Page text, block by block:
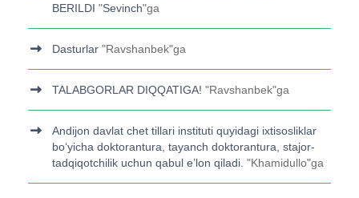
BERILDI "Sevinch"ga
Dasturlar "Ravshanbek"ga
TALABGORLAR DIQQATIGA! "Ravshanbek"ga
Andijon davlat chet tillari instituti quyidagi ixtisosliklar
bo‘yicha doktorantura, tayanch doktorantura, stajor-
tadqiqotchilik uchun qabul e’lon qiladi. "Khamidullo"ga